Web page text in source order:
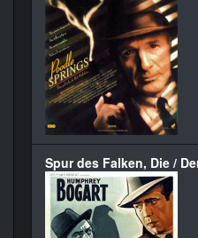
Spur des Falken, Die /